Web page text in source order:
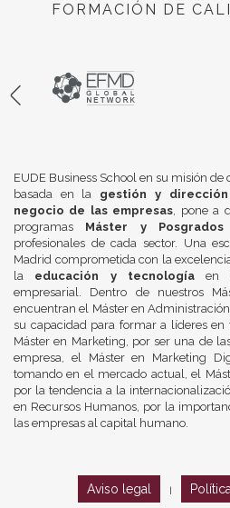
FORMACIÓN DE
EUDE Business School en su misión
basada en la gestión y dirección
negocio de las empresas, pone a
programas Máster y Posgrados
profesionales de cada sector. Una
Madrid comprometida con la
la educación y tecnologíaen
empresarial. Dentro de nuestros
encuentran el Máster en
su capacidad para formar a líderes en
Máster en Marketing, por ser una de
empresa, el Máster en Marketing
tomando en el mercado actual, el
por la tendencia a la
en Recursos Humanos, por la
las empresas al capital humano.
Aviso legal